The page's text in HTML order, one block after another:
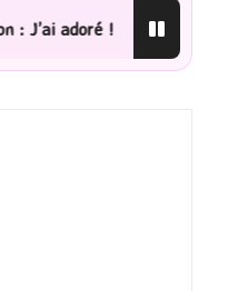
[Lecture] La femme de